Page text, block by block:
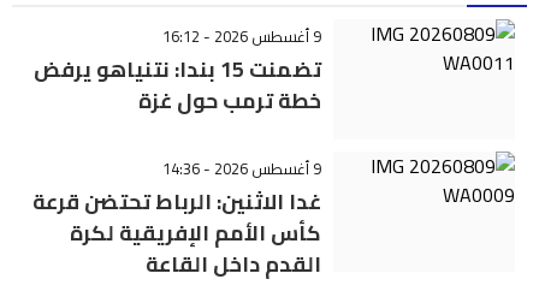
9 أغسطس 2026 - 16:12
تضمنت 15 بندا: نتنياهو يرفض
خطة ترمب حول غزة
9 أغسطس 2026 - 14:36
غدا الاثنين: الرباط تحتضن قرعة
كأس الأمم الإفريقية لكرة
القدم داخل القاعة